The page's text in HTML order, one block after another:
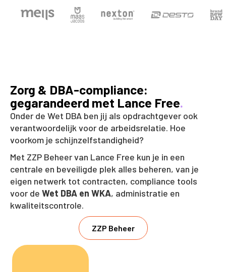
Zorg & DBA-compliance:
gegarandeerd met Lance Free.
Onder de Wet DBA ben jij als opdrachtgever ook
verantwoordelijk voor de arbeidsrelatie. Hoe
voorkom je schijnzelfstandigheid?
Met ZZP Beheer van Lance Free kun je in een
centrale en beveiligde plek alles beheren, van je
eigen netwerk tot contracten, compliance tools
voor de Wet DBA en WKA, administratie en
kwaliteitscontrole.
ZZP Beheer